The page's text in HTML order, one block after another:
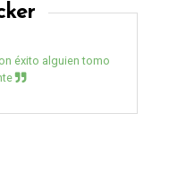
éxito alguien tomo